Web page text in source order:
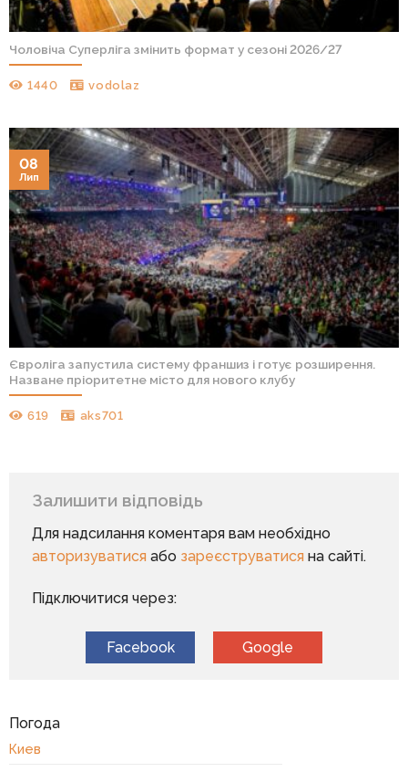
Чоловіча Суперліга змінить формат у сезоні 2026/27
1440 vodolaz
Євроліга запустила систему франшиз і готує розширення.
Назване пріоритетне місто для нового клубу
619 aks701
08
Лип
Залишити відповідь
Для надсилання коментаря вам необхідно
авторизуватисяабо зареєструватисяна сайті.
Підключитися через:
Facebook Google
Погода
Киев